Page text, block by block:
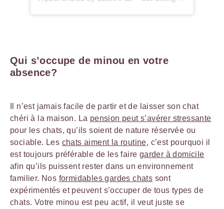
Qui s’occupe de minou en votre
absence?
Il n’est jamais facile de partir et de laisser son chat
chéri à la maison. La pension peut s’avérer stressante
pour les chats, qu’ils soient de nature réservée ou
sociable. Les chats aiment la routine, c’est pourquoi il
est toujours préférable de les faire garder à domicile
afin qu’ils puissent rester dans un environnement
familier. Nos formidables gardes chats sont
expérimentés et peuvent s’occuper de tous types de
chats. Votre minou est peu actif, il veut juste se